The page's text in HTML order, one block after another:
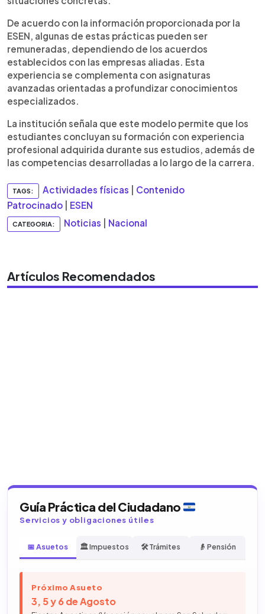
De acuerdo con la información proporcionada por la
ESEN, algunas de estas prácticas pueden ser
remuneradas, dependiendo de los acuerdos
establecidos con las empresas aliadas. Esta
experiencia se complementa con asignaturas
avanzadas orientadas a profundizar conocimientos
especializados.
La institución señala que este modelo permite que los
estudiantes concluyan su formación con experiencia
profesional adquirida durante sus estudios, además de
las competencias desarrolladas a lo largo de la carrera.
TAGS: Actividades físicas
Contenido
Patrocinado
ESEN
CATEGORIA: Noticias Nacional
Artículos Recomendados
Guía Práctica del Ciudadano
Servicios y obligaciones útiles
📅 Asuetos 🏛️ Impuestos 🛠️ Trámites 👴 Pensión
Próximo Asueto
3, 5 y 6 de Agosto